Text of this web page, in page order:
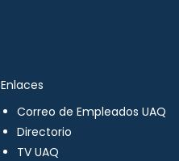
Enlaces
Correo de Empleados UAQ
Directorio
TV UAQ